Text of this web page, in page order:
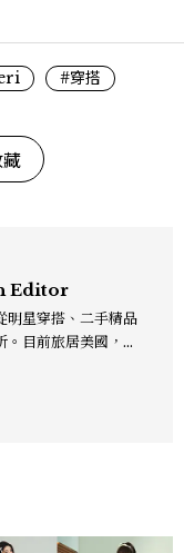
#穿搭
藏
Editor
明星穿搭、二手精品
目前旅居美國，同